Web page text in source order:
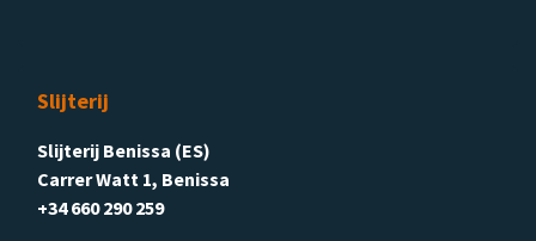
Slijterij
Slijterij Benissa (ES)
Carrer Watt 1, Benissa
+34 660 290 259